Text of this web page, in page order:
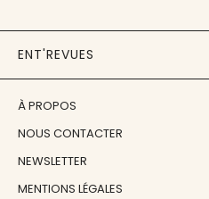
ENT'REVUES
À PROPOS
NOUS CONTACTER
NEWSLETTER
MENTIONS LÉGALES